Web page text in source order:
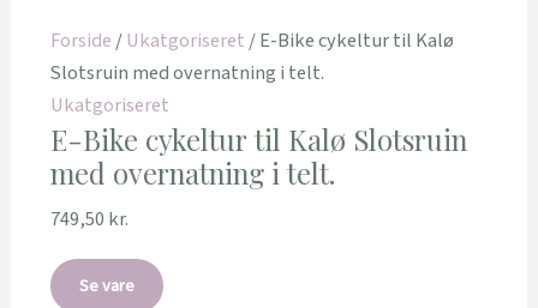
Forside/Ukatgoriseret/ E-Bike cykeltur til Kalø
Slotsruin med overnatning i telt.
Ukatgoriseret
E-Bike cykeltur til Kalø Slotsruin
med overnatning i telt.
749,50 kr.
Se vare